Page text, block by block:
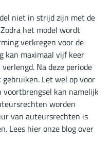
niet in strijd zijn met de
het model wordt
verkregen voor de
kan maximaal vijf keer
Na deze periode
Let wel op voor
kan namelijk
worden
van auteursrechten is
Lees hieronze blog over